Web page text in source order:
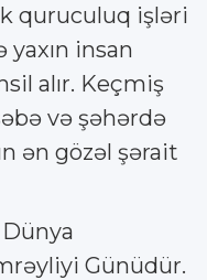
quruculuq işləri
yaxın insan
alır. Keçmiş
və şəhərdə
ən gözəl şərait
Günüdür.